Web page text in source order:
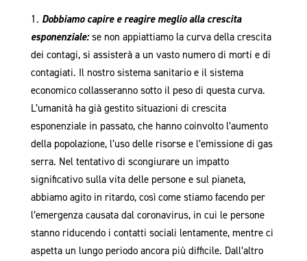
Dobbiamocapire e reagire meglio alla crescita
esponenziale:se non appiattiamo la curva della crescita
dei contagi, si assisterà a un vasto numero di morti e di
contagiati. Il nostro sistema sanitario e il sistema
economico collasseranno sotto il peso di questa curva.
L’umanità ha già gestito situazioni di crescita
esponenziale in passato, che hanno coinvolto l’aumento
della popolazione, l’uso delle risorse e l’emissione di gas
serra. Nel tentativo di scongiurare un impatto
significativo sulla vita delle persone e sul pianeta,
abbiamo agito in ritardo, così come stiamo facendo per
l’emergenza causata dal coronavirus, in cui le persone
stanno riducendo i contatti sociali lentamente, mentre ci
aspetta un lungo periodo ancora più difficile. Dall’altro